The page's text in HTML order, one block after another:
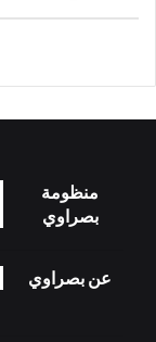
منظومة
بصراوي
عن بصراوي